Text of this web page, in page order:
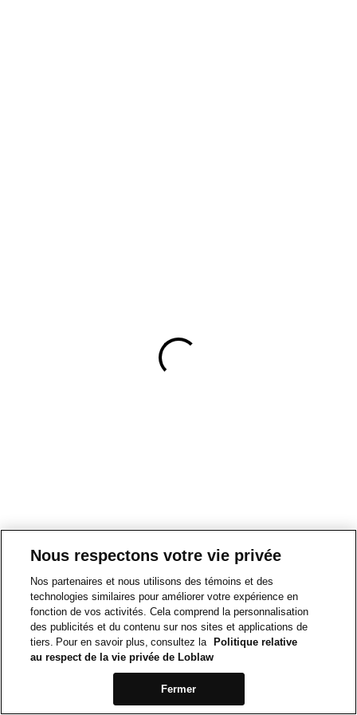
Nous respectons votre vie privée
Nos partenaires et nous utilisons des témoins et des
technologies similaires pour améliorer votre expérience en
fonction de vos activités. Cela comprend la personnalisation
des publicités et du contenu sur nos sites et applications de
tiers. Pour en savoir plus, consultez la
Politique relative
au respect de la vie privée de Loblaw
Fermer